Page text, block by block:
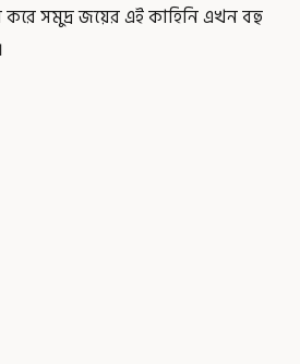
সমুদ্র জয়ের এই কাহিনি এখন বহু